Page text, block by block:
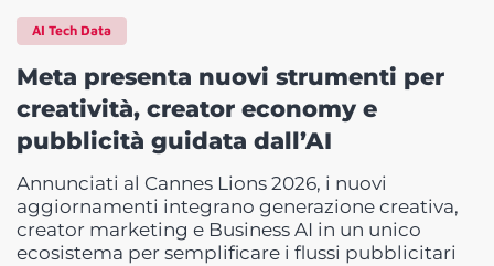
AI Tech Data
Meta presenta nuovi strumenti per
creatività, creator economy e
pubblicità guidata dall’AI
Annunciati al Cannes Lions 2026, i nuovi
aggiornamenti integrano generazione creativa,
creator marketing e Business AI in un unico
ecosistema per semplificare i flussi pubblicitari